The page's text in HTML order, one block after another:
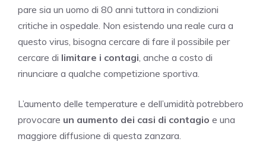
pare sia un uomo di 80 anni tuttora in condizioni
critiche in ospedale. Non esistendo una reale cura a
questo virus, bisogna cercare di fare il possibile per
cercare di limitare i contagi , anche a costo di
rinunciare a qualche competizione sportiva.
L’aumento delle temperature e dell’umidità potrebbero
provocare un aumento dei casi di contagio e una
maggiore diffusione di questa zanzara.